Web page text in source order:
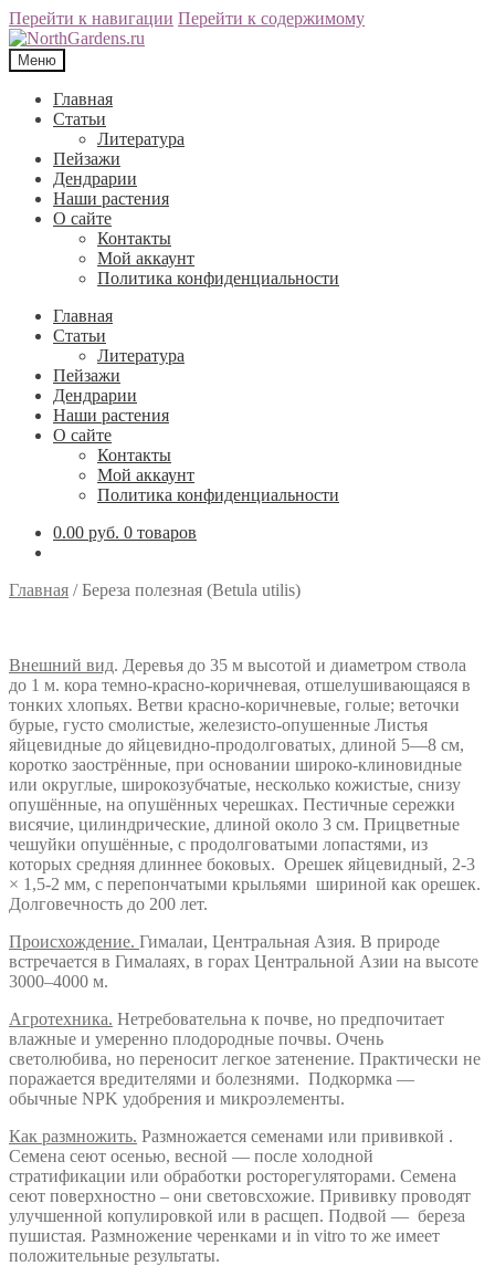
Перейти к навигации Перейти к содержимому
Меню
Главная
Статьи
Литература
Пейзажи
Дендрарии
Наши растения
О сайте
Контакты
Мой аккаунт
Политика конфиденциальности
Главная
Статьи
Литература
Пейзажи
Дендрарии
Наши растения
О сайте
Контакты
Мой аккаунт
Политика конфиденциальности
0.00 руб. 0 товаров
Главная /Береза полезная (Betula utilis)
Внешний вид. Деревья до 35 м высотой и диаметром ствола
до 1 м. кора темно-красно-коричневая, отшелушивающаяся в
тонких хлопьях. Ветви красно-коричневые, голые; веточки
бурые, густо смолистые, железисто-опушенные Листья
яйцевидные до яйцевидно-продолговатых, длиной 5—8 см,
коротко заострённые, при основании широко-клиновидные
или округлые, широкозубчатые, несколько кожистые, снизу
опушённые, на опушённых черешках. Пестичные сережки
висячие, цилиндрические, длиной около 3 см. Прицветные
чешуйки опушённые, с продолговатыми лопастями, из
которых средняя длиннее боковых. Орешек яйцевидный, 2-3
× 1,5-2 мм, с перепончатыми крыльями шириной как орешек.
Долговечность до 200 лет.
Происхождение. Гималаи, Центральная Азия. В природе
встречается в Гималаях, в горах Центральной Азии на высоте
3000–4000 м.
Агротехника. Нетребовательна к почве, но предпочитает
влажные и умеренно плодородные почвы. Очень
светолюбива, но переносит легкое затенение. Практически не
поражается вредителями и болезнями. Подкормка —
обычные NPK удобрения и микроэлементы.
Как размножить. Размножается семенами или прививкой .
Семена сеют осенью, весной — после холодной
стратификации или обработки росторегуляторами. Семена
сеют поверхностно – они световсхожие. Прививку проводят
улучшенной копулировкой или в расщеп. Подвой — береза
пушистая. Размножение черенками и in vitro то же имеет
положительные результаты.